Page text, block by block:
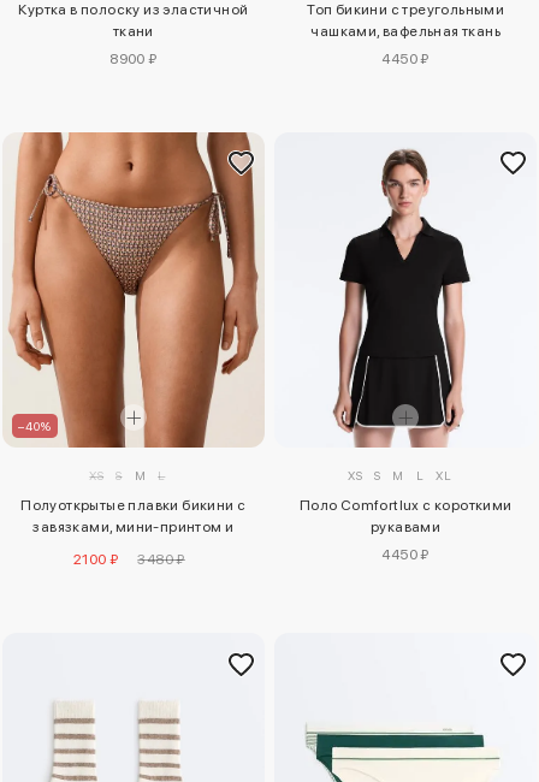
Куртка в полоску из эластичной
ткани
8900 ₽
Топ бикини с треугольными
чашками, вафельная ткань
4450 ₽
–40%
XS S M L
Полуоткрытые плавки бикини с
завязками, мини-принтом и
2100 ₽ 3480 ₽
XS S M L XL
Поло Comfortlux с короткими
рукавами
4450 ₽